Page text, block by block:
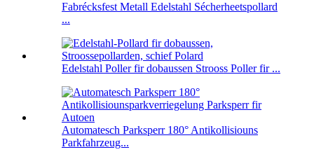
Fabrécksfest Metall Edelstahl Sécherheetspollard
...
Edelstahl Poller fir dobaussen Strooss Poller fir ...
Automatesch Parksperr 180° Antikollisiouns
Parkfahrzeug...